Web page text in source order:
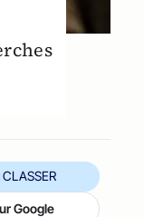
CLASSER
Google